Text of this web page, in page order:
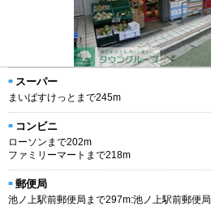
スーパー
まいばすけっとまで245m
コンビニ
ローソンまで202m
ファミリーマートまで218m
郵便局
池ノ上駅前郵便局まで297m:池ノ上駅前郵便局